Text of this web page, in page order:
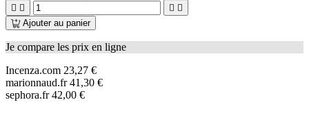
   
Ajouter au panier
Je compare les prix en ligne
Incenza.com 23,27 €
marionnaud.fr 41,30 €
sephora.fr 42,00 €